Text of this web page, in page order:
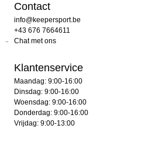
Contact
info@keepersport.be
+43 676 7664611
Chat met ons
Klantenservice
Maandag: 9:00-16:00
Dinsdag: 9:00-16:00
Woensdag: 9:00-16:00
Donderdag: 9:00-16:00
Vrijdag: 9:00-13:00